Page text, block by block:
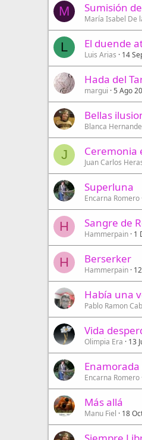
M Sumisión
María Isabel De
L El duende
Luis Arias 14
Hada del
margui 5 Ago
Bellas
Blanca
J Ceremonia
Juan Carlos
Superluna
Encarna Romero
H Sangre de
Hammerpain 1
H Berserker
Hammerpain
Había una
Pablo Ramon
Vida
Olimpia Era 13
Encarna Romero
Más allá
Manu Fiel 18